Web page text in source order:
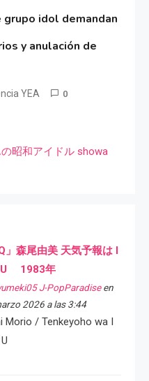
idol demandan
y anulación de
YEA 0
昭和アイドル showa
」森尾由美 天気予報は I
U 1983年
J-PopParadiseen
2026 a las 3:44
Morio / Tenkeyoho wa I